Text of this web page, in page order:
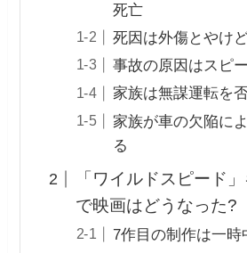
死亡
死因は外傷とやけ
事故の原因はスピ
家族は無謀運転を
家族が車の欠陥に
る
「ワイルドスピード
で映画はどうなった?
7作目の制作は一時